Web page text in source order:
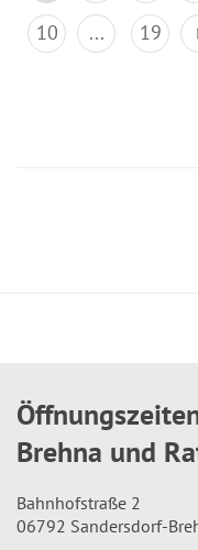
10
... 19
Brehna und
Bahnhofstraße 2
06792 Sandersdorf-